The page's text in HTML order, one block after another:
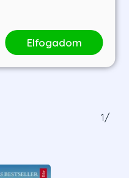
Juan Pablo Escobar
Borító ár: Bevezető ár:
1/
Elfogadom